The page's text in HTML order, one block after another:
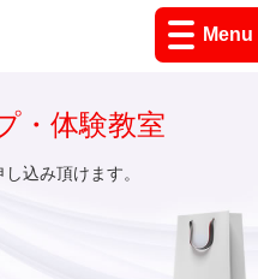
Menu
・体験教室
込み頂けます。